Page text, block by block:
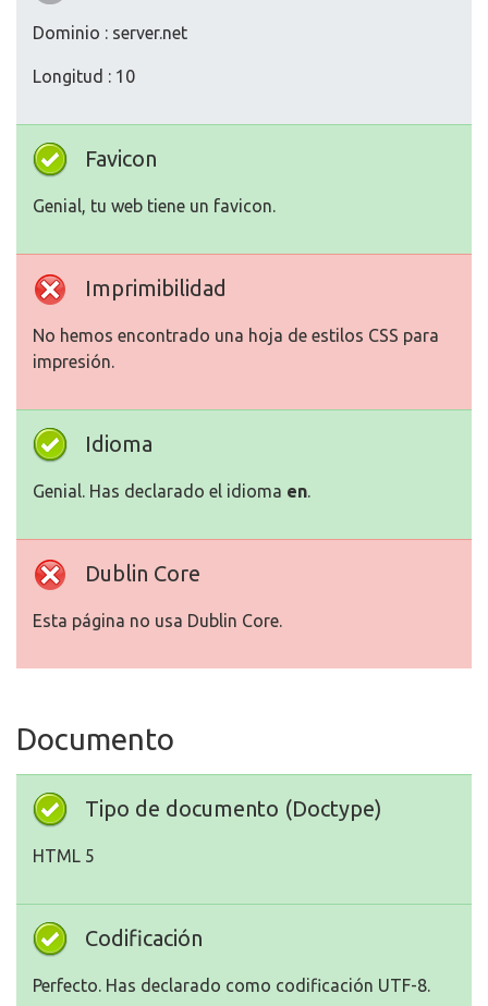
Dominio : server.net
Longitud : 10
Favicon
Genial, tu web tiene un favicon.
Imprimibilidad
No hemos encontrado una hoja de estilos CSS para
impresión.
Idioma
Genial. Has declarado el idioma en.
Dublin Core
Esta página no usa Dublin Core.
Documento
Tipo de documento (Doctype)
HTML 5
Codificación
Perfecto. Has declarado como codificación UTF-8.